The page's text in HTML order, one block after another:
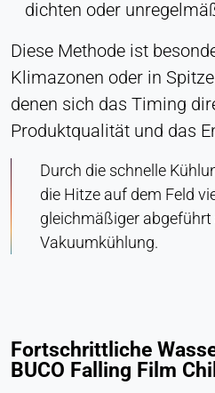
dichten oder
Diese Methode ist
Klimazonen oder in
denen sich das Timing
Produktqualität und das
Durch die schnelle
die Hitze auf dem Feld
gleichmäßiger
Vakuumkühlung.
Fortschrittliche
BUCO Falling Film
_li_id.#, _li_id.#.expires,
Anbieter:
Zweck:
Cookie Laufzeit:
Name:
hjSession#,